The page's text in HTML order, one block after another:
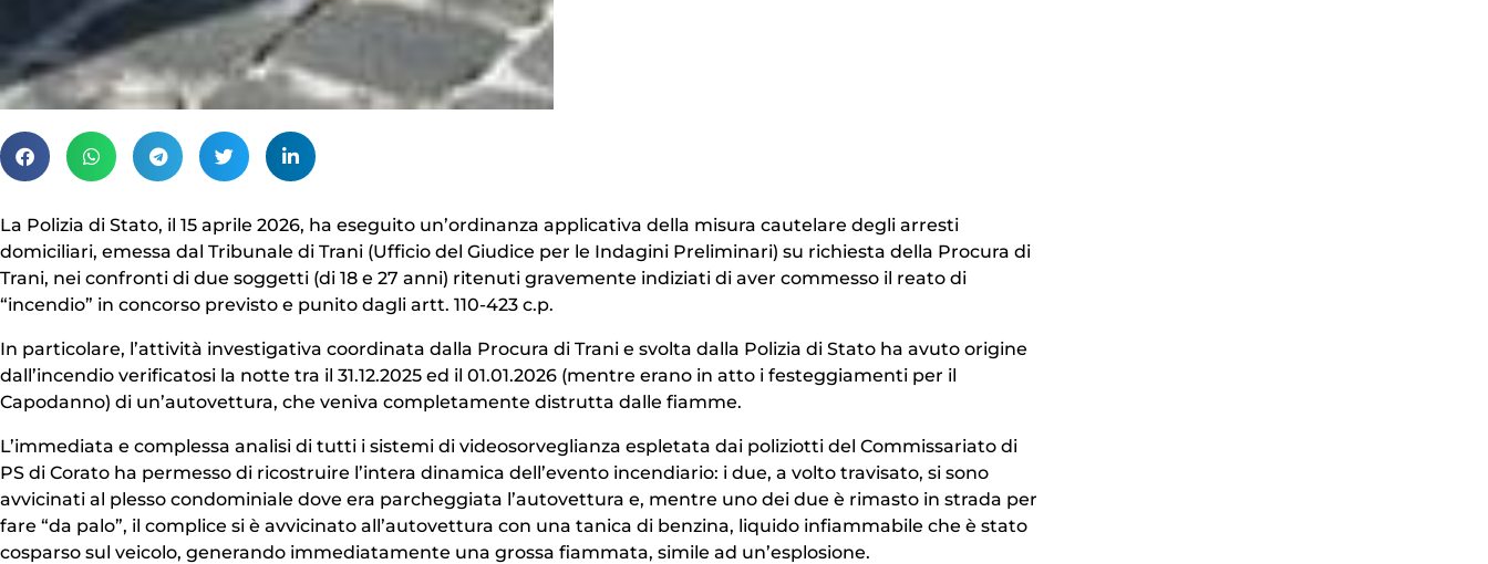
La Polizia di Stato, il 15 aprile 2026, ha eseguito un’ordinanza applicativa della misura cautelare degli arresti
domiciliari, emessa dal Tribunale di Trani (Ufficio del Giudice per le Indagini Preliminari) su richiesta della Procura di
Trani, nei confronti di due soggetti (di 18 e 27 anni) ritenuti gravemente indiziati di aver commesso il reato di
“incendio” in concorso previsto e punito dagli artt. 110-423 c.p.
In particolare, l’attività investigativa coordinata dalla Procura di Trani e svolta dalla Polizia di Stato ha avuto origine
dall’incendio verificatosi la notte tra il 31.12.2025 ed il 01.01.2026 (mentre erano in atto i festeggiamenti per il
Capodanno) di un’autovettura, che veniva completamente distrutta dalle fiamme.
L’immediata e complessa analisi di tutti i sistemi di videosorveglianza espletata dai poliziotti del Commissariato di
PS di Corato ha permesso di ricostruire l’intera dinamica dell’evento incendiario: i due, a volto travisato, si sono
avvicinati al plesso condominiale dove era parcheggiata l’autovettura e, mentre uno dei due è rimasto in strada per
fare “da palo”, il complice si è avvicinato all’autovettura con una tanica di benzina, liquido infiammabile che è stato
cosparso sul veicolo, generando immediatamente una grossa fiammata, simile ad un’esplosione.